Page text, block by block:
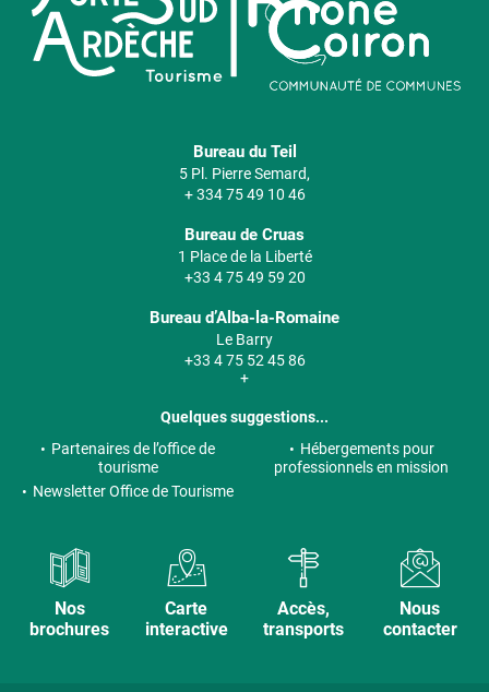
Bureau du Teil
5 Pl. Pierre Semard,
+ 334 75 49 10 46
Bureau de Cruas
1 Place de la Liberté
+33 4 75 49 59 20
Bureau d’Alba-la-Romaine
Le Barry
+33 4 75 52 45 86
+
Quelques suggestions...
Partenaires de l’office de
tourisme
Hébergements pour
professionnels en mission
Newsletter Office de Tourisme
Nos
brochures
Carte
interactive
Accès,
transports
Nous
contacter